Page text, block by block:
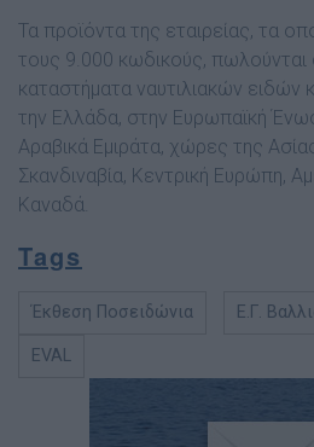
Τα προϊόντα της εταιρείας, τα
τους 9.000 κωδικούς, πωλούνται
καταστήματα ναυτιλιακών ειδών
την Ελλάδα, στην Ευρωπαϊκή
Αραβικά Εμιράτα, χώρες της
Σκανδιναβία, Κεντρική Ευρώπη,
Καναδά.
Tags
Έκθεση Ποσειδώνια Ε.Γ.
EVAL